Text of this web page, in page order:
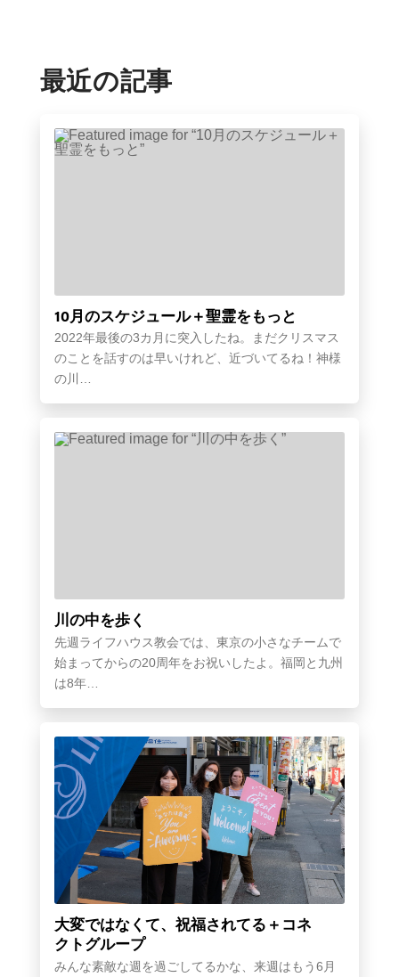
最近の記事
10月のスケジュール＋聖霊をもっと
2022年最後の3カ月に突入したね。まだクリスマス
のことを話すのは早いけれど、近づいてるね！神様
の川…
川の中を歩く
先週ライフハウス教会では、東京の小さなチームで
始まってからの20周年をお祝いしたよ。福岡と九州
は8年…
大変ではなくて、祝福されてる＋コネ
クトグループ
みんな素敵な週を過ごしてるかな、来週はもう6月